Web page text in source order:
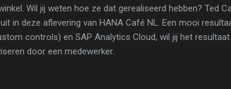
Wil jij weten hoe ze dat gerealiseerd hebben? Ted
in deze aflevering van HANA Café NL. Een mooi
controls) en SAP Analytics Cloud, wil jij het resultaat
door een medewerker.